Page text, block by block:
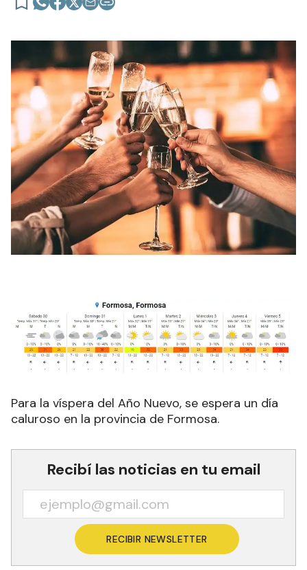
Para la víspera del Año Nuevo, se espera un día
caluroso en la provincia de Formosa.
Recibí las noticias en tu email
RECIBIR NEWSLETTER